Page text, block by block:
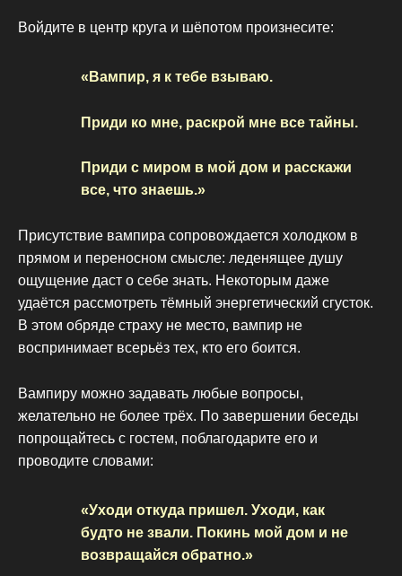
Войдите в центр круга и шёпотом произнесите:
«Вампир, я к тебе взываю.
Приди ко мне, раскрой мне все тайны.
Приди с миром в мой дом и расскажи
все, что знаешь.»
Присутствие вампира сопровождается холодком в
прямом и переносном смысле: леденящее душу
ощущение даст о себе знать. Некоторым даже
удаётся рассмотреть тёмный энергетический сгусток.
В этом обряде страху не место, вампир не
воспринимает всерьёз тех, кто его боится.
Вампиру можно задавать любые вопросы,
желательно не более трёх. По завершении беседы
попрощайтесь с гостем, поблагодарите его и
проводите словами:
«Уходи откуда пришел. Уходи, как
будто не звали. Покинь мой дом и не
возвращайся обратно.»